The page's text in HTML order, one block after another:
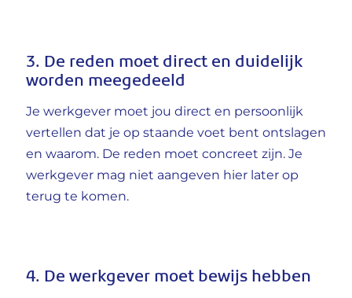
3. De reden moet direct en duidelijk
worden meegedeeld
Je werkgever moet jou direct en persoonlijk
vertellen dat je op staande voet bent ontslagen
en waarom. De reden moet concreet zijn. Je
werkgever mag niet aangeven hier later op
terug te komen.
4. De werkgever moet bewijs hebben